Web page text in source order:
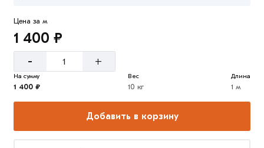
Цена за м
1 400 ₽
- +
На сумму
1 400 ₽
Вес
10 кг
Длина
1 м
Добавить в корзину